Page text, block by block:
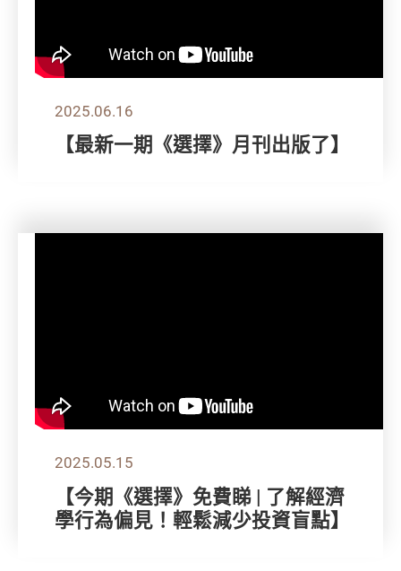
2025.06.16
【最新一期《選擇》月刊出版了】
2025.05.15
【今期《選擇》免費睇 | 了解經濟
學行為偏見！輕鬆減少投資盲點】